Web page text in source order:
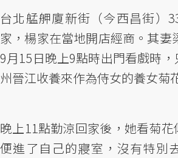
台北艋舺廈新街（今西昌街）
家，楊家在當地開店經商。其妻
9月15日晚上9點時出門看戲時
州晉江收養來作為侍女的養女菊
晚上11點勤涼回家後，她看菊
便進了自己的寢室，沒有特別